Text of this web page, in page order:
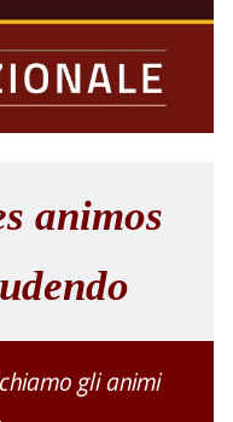
animos
gli animi